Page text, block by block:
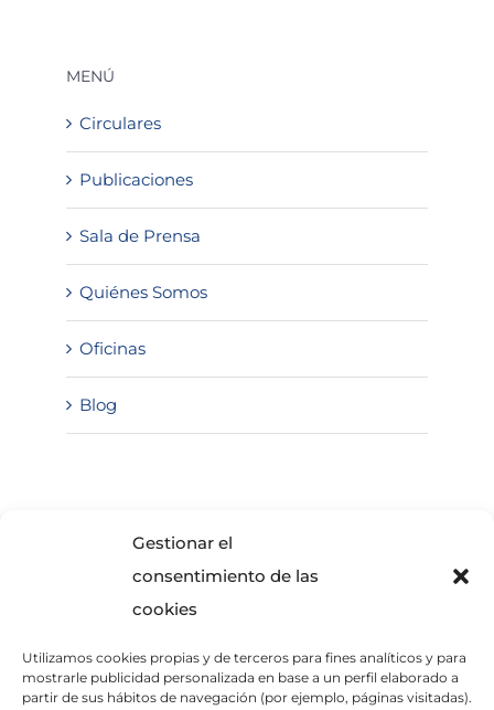
Gestionar el
consentimiento de las
cookies
Utilizamos cookies propias y de terceros para fines analíticos y para
mostrarle publicidad personalizada en base a un perfil elaborado a
partir de sus hábitos de navegación (por ejemplo, páginas visitadas).
MENÚ
Circulares
Publicaciones
Sala de Prensa
Quiénes Somos
Oficinas
Blog